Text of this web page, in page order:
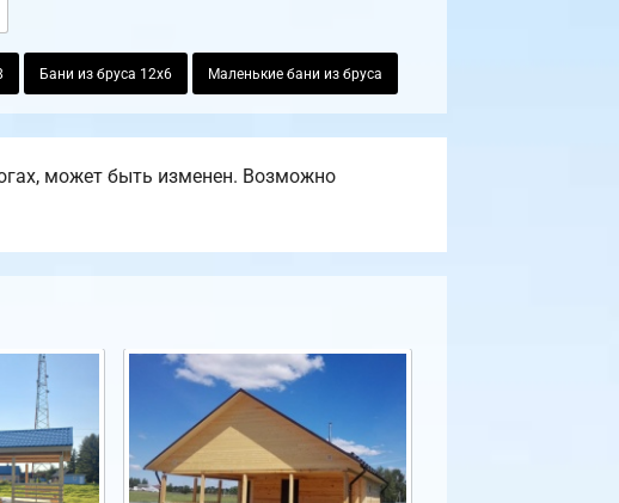
Бани из бруса 12х6 Маленькие бани из бруса
может быть изменен. Возможно